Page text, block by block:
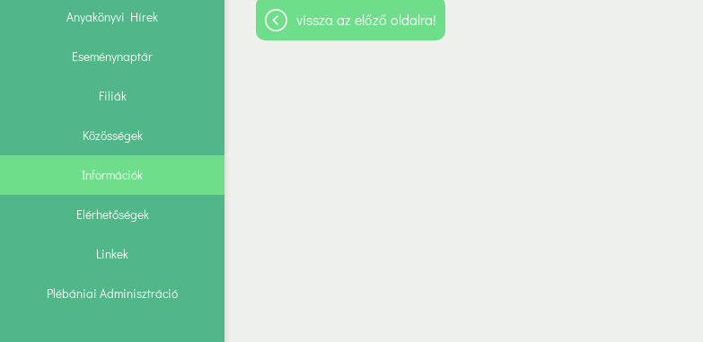
Anyakönyvi Hírek
Eseménynaptár
Filiák
Közösségek
Információk
Elérhetőségek
Linkek
Plébániai Adminisztráció
vissza az előző oldalra!